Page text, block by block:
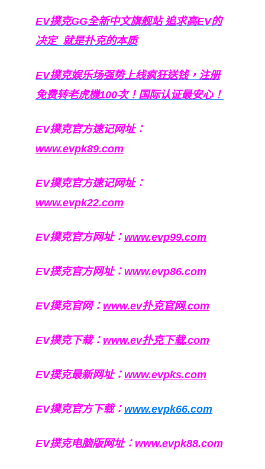
EV撲克GG全新中文旗舰站追求高EV的
决定 就是扑克的本质
EV撲克娱乐场强势上线疯狂送钱，注册
免费转老虎機100次！国际认证最安心！
EV撲克官方速记网址：
www.evpk89.com
EV撲克官方速记网址：
www.evpk22.com
EV撲克官方网址： www.evp99.com
EV撲克官方网址： www.evp86.com
EV撲克官网： www.ev扑克官网.com
EV撲克下载： www.ev扑克下载.com
EV撲克最新网址： www.evpks.com
EV撲克官方下载： www.evpk66.com
EV撲克电脑版网址： www.evpk88.com